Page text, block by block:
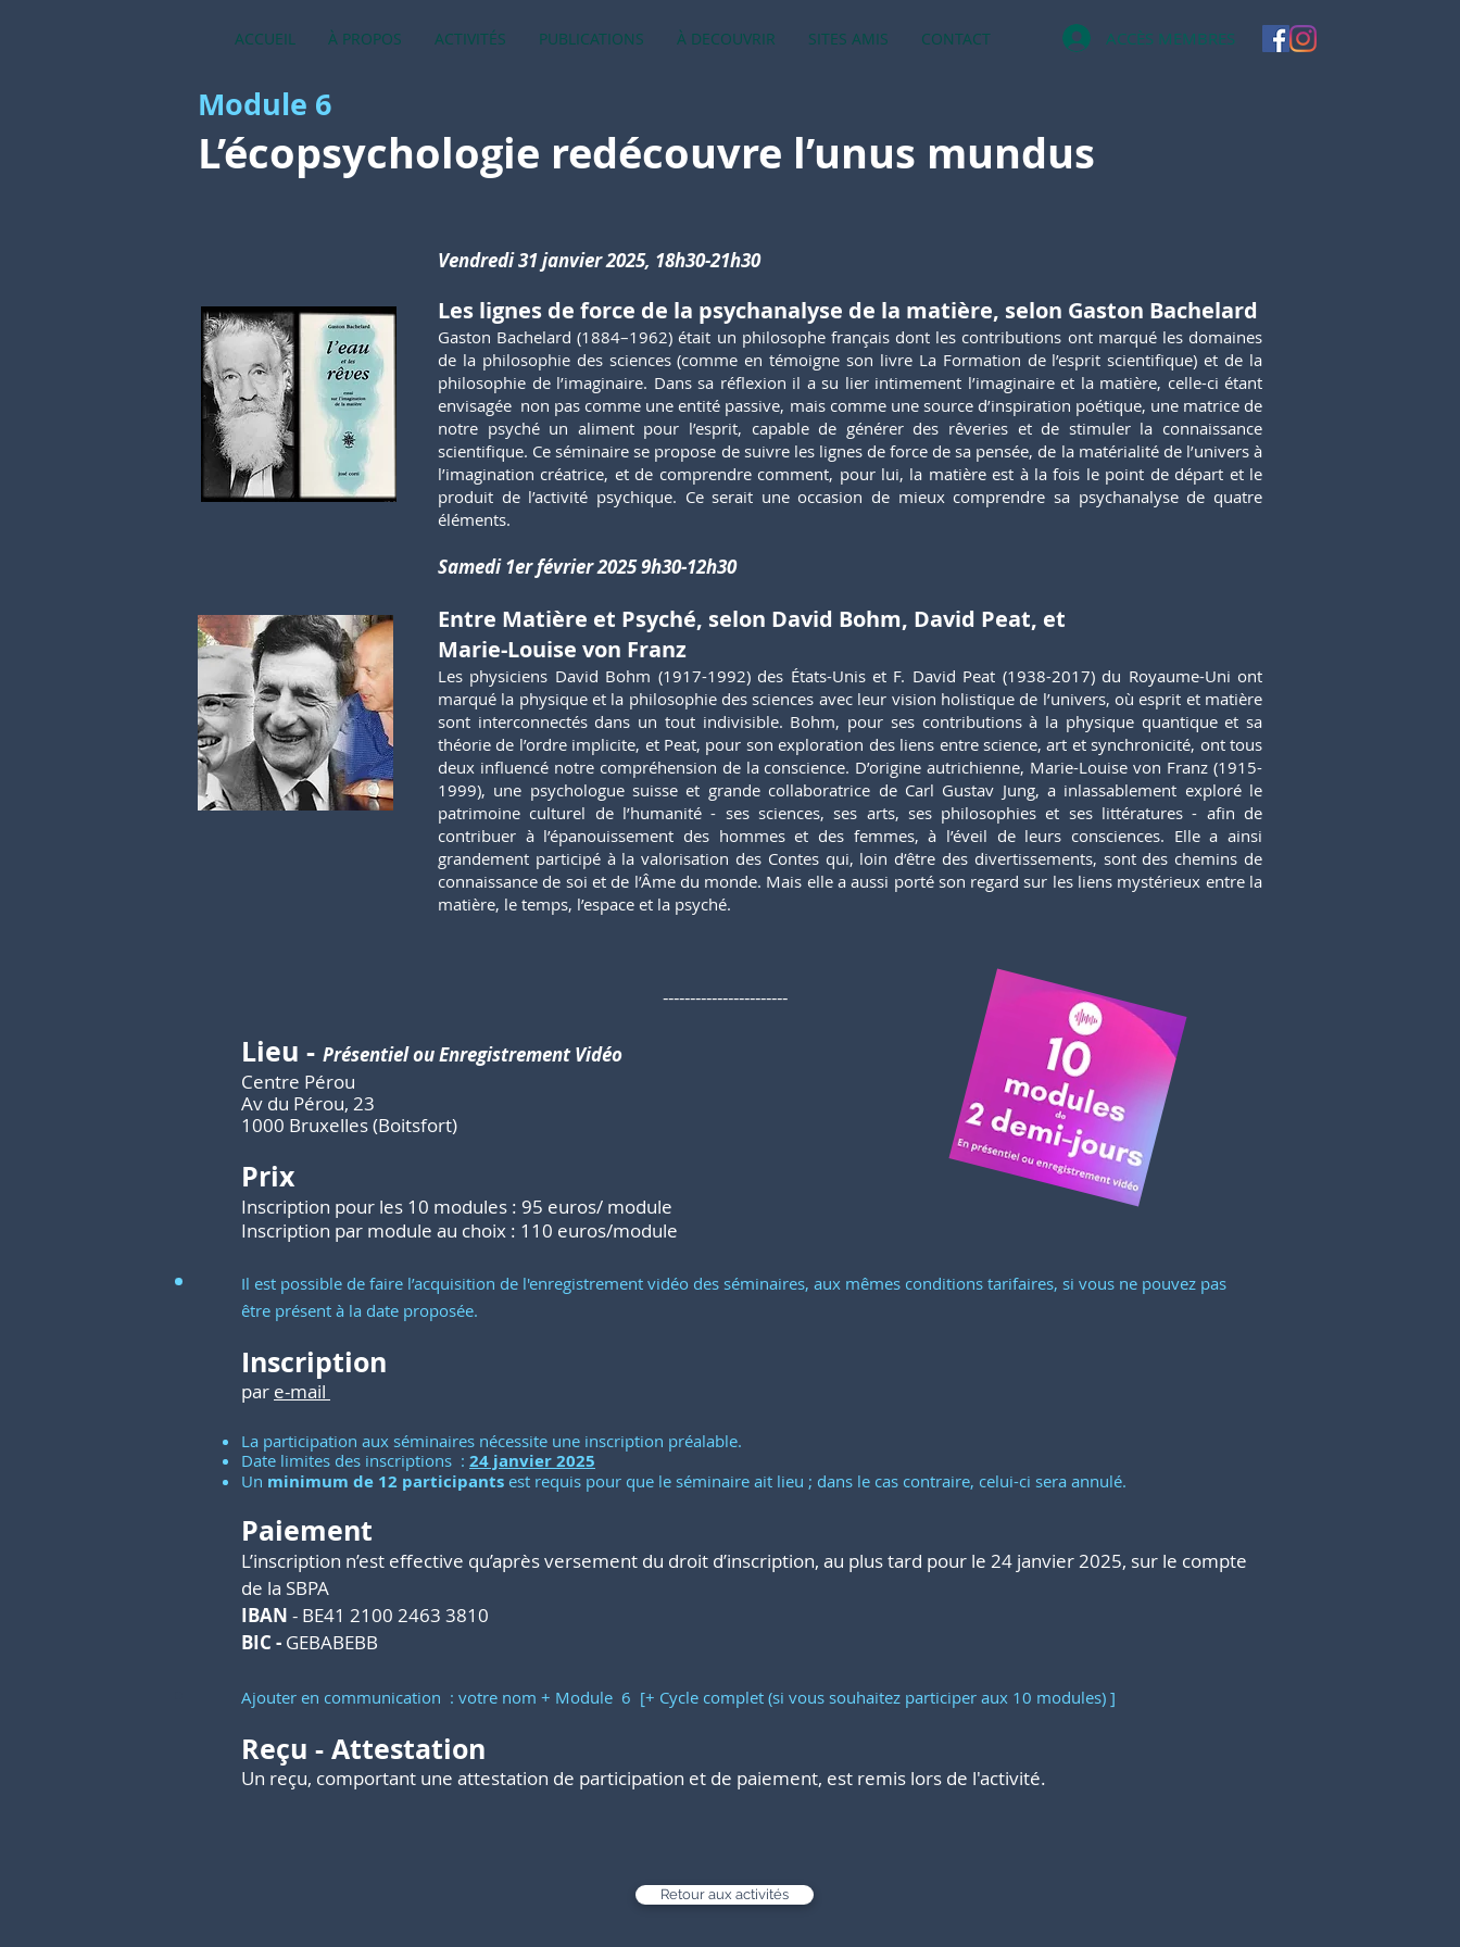
ACCUEIL À PROPOS ACTIVITÉS PUBLICATIONS À DECOUVRIR SITES AMIS CONTACT ACCÈS MEMBRES
Module 6
L’écopsychologie redécouvre l’unus mundus
Vendredi 31 janvier 2025, 18h30-21h30
Les lignes de force de la psychanalyse de la matière, selon Gaston Bachelard
Gaston Bachelard (1884–1962) était un philosophe français dont les contributions ont marqué les domaines
de la philosophie des sciences (comme en témoigne son livre La Formation de l’esprit scientifique) et de la
philosophie de l’imaginaire. Dans sa réflexion il a su lier intimement l’imaginaire et la matière, celle-ci étant
envisagée non pas comme une entité passive, mais comme une source d’inspiration poétique, une matrice de
notre psyché un aliment pour l’esprit, capable de générer des rêveries et de stimuler la connaissance
scientifique. Ce séminaire se propose de suivre les lignes de force de sa pensée, de la matérialité de l’univers à
l’imagination créatrice, et de comprendre comment, pour lui, la matière est à la fois le point de départ et le
produit de l’activité psychique. Ce serait une occasion de mieux comprendre sa psychanalyse de quatre
éléments.
Samedi 1er février 2025 9h30-12h30
Entre Matière et Psyché, selon David Bohm, David Peat, et
Marie-Louise von Franz
Les physiciens David Bohm (1917-1992) des États-Unis et F. David Peat (1938-2017) du Royaume-Uni ont
marqué la physique et la philosophie des sciences avec leur vision holistique de l’univers, où esprit et matière
sont interconnectés dans un tout indivisible. Bohm, pour ses contributions à la physique quantique et sa
théorie de l’ordre implicite, et Peat, pour son exploration des liens entre science, art et synchronicité, ont tous
deux influencé notre compréhension de la conscience. D’origine autrichienne, Marie-Louise von Franz (1915-
1999), une psychologue suisse et grande collaboratrice de Carl Gustav Jung, a inlassablement exploré le
patrimoine culturel de l’humanité - ses sciences, ses arts, ses philosophies et ses littératures - afin de
contribuer à l’épanouissement des hommes et des femmes, à l’éveil de leurs consciences. Elle a ainsi
grandement participé à la valorisation des Contes qui, loin d’être des divertissements, sont des chemins de
connaissance de soi et de l’Âme du monde. Mais elle a aussi porté son regard sur les liens mystérieux entre la
matière, le temps, l’espace et la psyché.
-----------------------
Lieu - Présentiel ou Enregistrement Vidéo
Centre Pérou
Av du Pérou, 23
1000 Bruxelles (Boitsfort)
Prix
Inscription pour les 10 modules : 95 euros/ module
Inscription par module au choix : 110 euros/module
Il est possible de faire l’acquisition de l'enregistrement vidéo des séminaires, aux mêmes conditions tarifaires, si vous ne pouvez pas
être présent à la date proposée.
Inscription
par e-mail
La participation aux séminaires nécessite une inscription préalable.
Date limites des inscriptions : 24 janvier 2025
Un minimum de 12 participants est requis pour que le séminaire ait lieu ; dans le cas contraire, celui-ci sera annulé.
Paiement
L’inscription n’est effective qu’après versement du droit d’inscription, au plus tard pour le 24 janvier 2025, sur le compte
de la SBPA
IBAN - BE41 2100 2463 3810
BIC - GEBABEBB
Ajouter en communication : votre nom + Module 6 [+ Cycle complet (si vous souhaitez participer aux 10 modules) ]
Reçu - Attestation
Un reçu, comportant une attestation de participation et de paiement, est remis lors de l'activité.
Retour aux activités